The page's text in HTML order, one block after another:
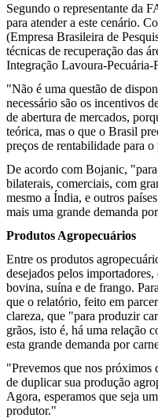
Segundo o representante da
para atender a este cenário.
(Empresa Brasileira de
técnicas de recuperação das
Integração Lavoura-
"Não é uma questão de
necessário são os incentivos
de abertura de mercados,
teórica, mas o que o Brasil
preços de rentabilidade para
De acordo com Bojanic,
bilaterais, comerciais, com
mesmo a Índia, e outros
mais uma grande demanda
Produtos Agropecuários
Entre os produtos
desejados pelos
bovina, suína e de frango.
que o relatório, feito em
clareza, que "para produzir
grãos, isto é, há uma relação
esta grande demanda por
"Prevemos que nos próximos
de duplicar sua produção
Agora, esperamos que seja
produtor."